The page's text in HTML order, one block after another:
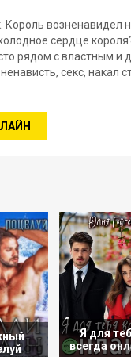
возненавидел
сердце
рядом с властным
секс, накал
Я для
всегда